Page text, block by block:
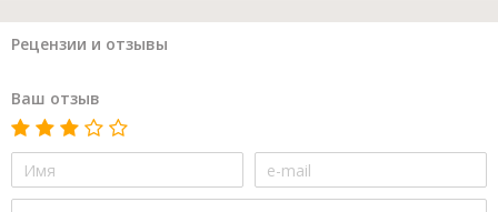
Рецензии и отзывы
Ваш отзыв